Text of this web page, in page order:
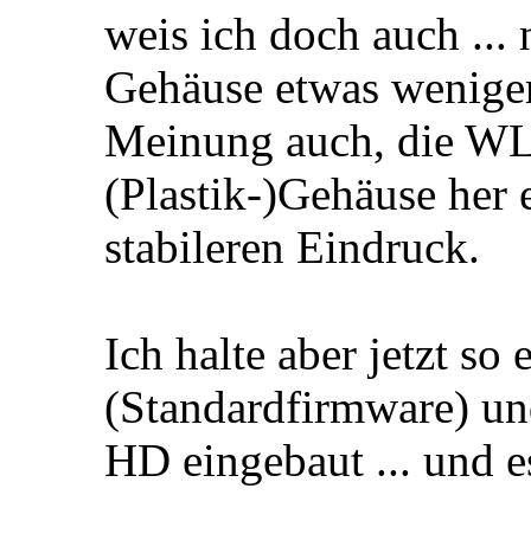
weis ich doch auch ...
Gehäuse etwas
Meinung auch, die
(Plastik-)Gehäuse her
stabileren Eindruck.
Ich halte aber jetzt so
(Standardfirmware)
HD eingebaut ... und